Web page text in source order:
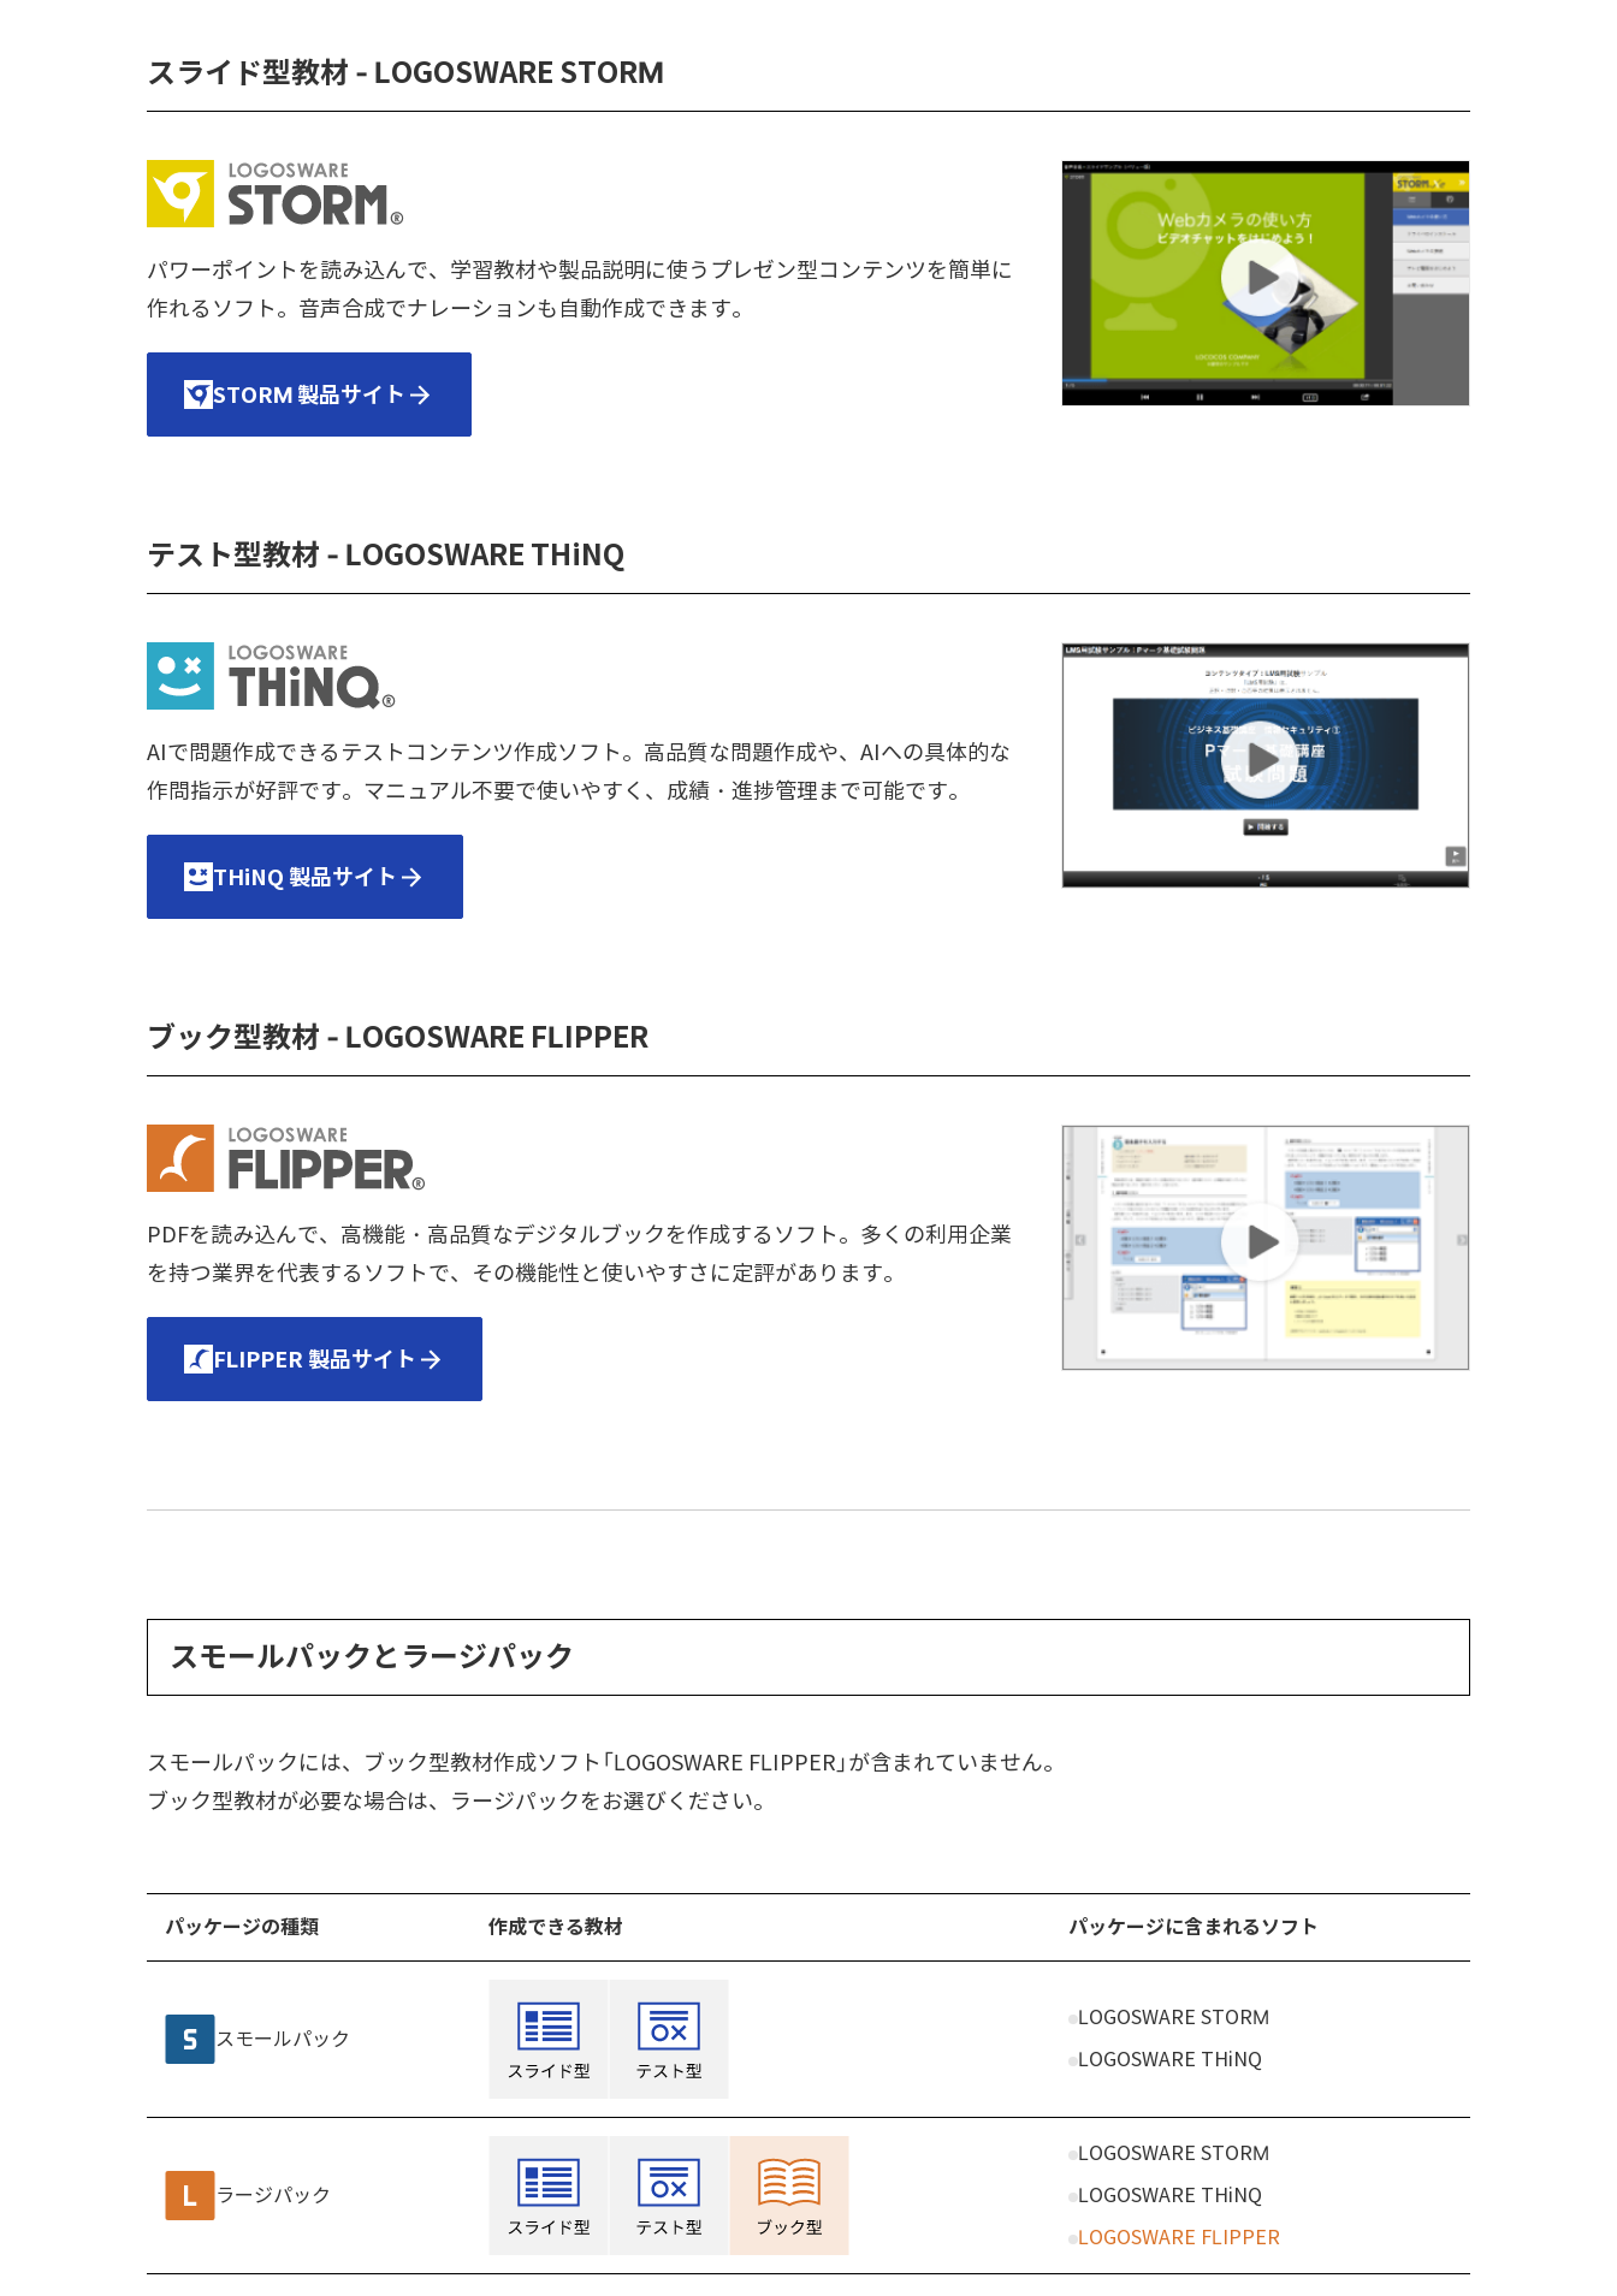
スライド型教材 - LOGOSWARE STORM
パワーポイントを読み込んで、学習教材や製品説明に使うプレゼン型コンテンツを簡単に
作れるソフト。音声合成でナレーションも自動作成できます。
STORM 製品サイト
テスト型教材 - LOGOSWARE THiNQ
AIで問題作成できるテストコンテンツ作成ソフト。高品質な問題作成や、AIへの具体的な
作問指示が好評です。マニュアル不要で使いやすく、成績・進捗管理まで可能です。
THiNQ 製品サイト
ブック型教材 - LOGOSWARE FLIPPER
PDFを読み込んで、高機能・高品質なデジタルブックを作成するソフト。多くの利用企業
を持つ業界を代表するソフトで、その機能性と使いやすさに定評があります。
FLIPPER 製品サイト
スモールパックとラージパック
スモールパックには、ブック型教材作成ソフト「LOGOSWARE FLIPPER」が含まれていません。
ブック型教材が必要な場合は、ラージパックをお選びください。
パッケージの種類 作成できる教材 パッケージに含まれるソフト
スモールパック
LOGOSWARE STORM
LOGOSWARE THiNQ
ラージパック
LOGOSWARE STORM
LOGOSWARE THiNQ
LOGOSWARE FLIPPER